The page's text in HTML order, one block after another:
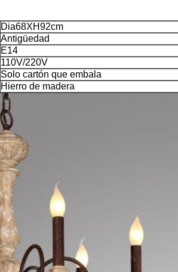
Dia68XH92cm
Antigüedad
E14
110V/220V
Solo cartón que embala
Hierro de madera